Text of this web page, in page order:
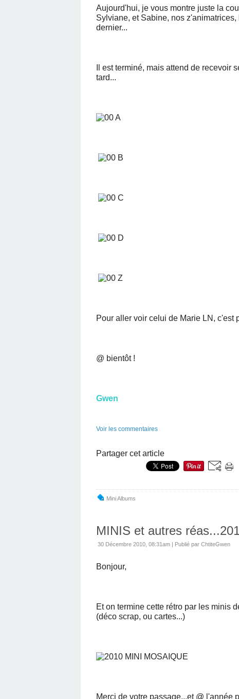
Aujourd'hui, je vous montre juste la
Sylviane, et Sabine, nos z'animatrices,
dernier...
Il est terminé, mais attend de recevoir
tard...
Pour aller voir celui de Marie LN, c'est
@ bientôt !
Gwen
Voir les commentaires
Partager cet article
Mini Albums
MINIS et autres
30 Décembre 2010, 08:31am | Publié par ChtiteGwen
Bonjour,
Et on termine cette rétro par les minis
(déco scrap, ou cartes...)
Merci de votre passage...et @ l'année